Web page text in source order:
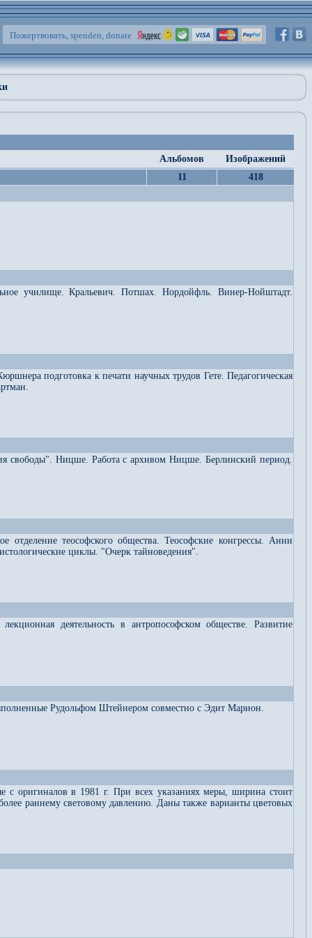
Пожертвовать, spenden, donate
Альбомов
Изображений
11
418
училище. Кральевич. Потшах. Нордойфль. Винер-Нойштадт.
подготовка к печати научных трудов Гете. Педагогическая
свободы". Ницше. Работа с архивом Ницше. Берлинский период.
теософского общества. Теософские конгрессы. Анни
циклы. "Очерк тайноведения".
деятельность в антропософском обществе. Развитие
Рудольфом Штейнером совместно с Эдит Марион.
с оригиналов в 1981 г. При всех указаниях меры, ширина стоит
раннему световому давлению. Даны также варианты цветовых